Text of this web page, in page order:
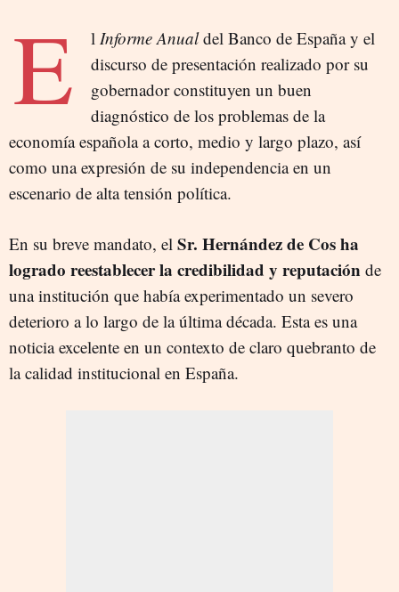
E l Informe Anualdel Banco de España y el
discurso de presentación realizado por su
gobernador constituyen un buen
diagnóstico de los problemas de la
economía española a corto, medio y largo plazo, así
como una expresión de su independencia en un
escenario de alta tensión política.
En su breve mandato, el Sr. Hernández de Cos ha
logrado reestablecer la credibilidad y reputación de
una institución que había experimentado un severo
deterioro a lo largo de la última década. Esta es una
noticia excelente en un contexto de claro quebranto de
la calidad institucional en España.